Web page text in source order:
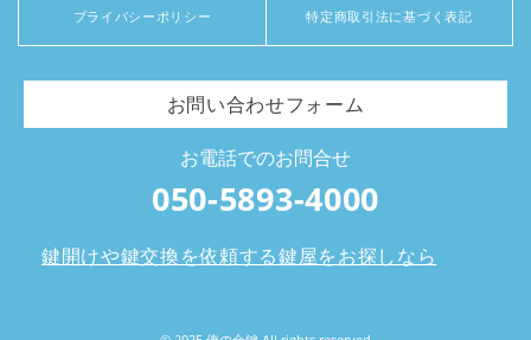
プライバシーポリシー 特定商取引法に基づく表記
お問い合わせフォーム
お電話でのお問合せ
050-5893-4000
鍵開けや鍵交換を依頼する鍵屋をお探しなら